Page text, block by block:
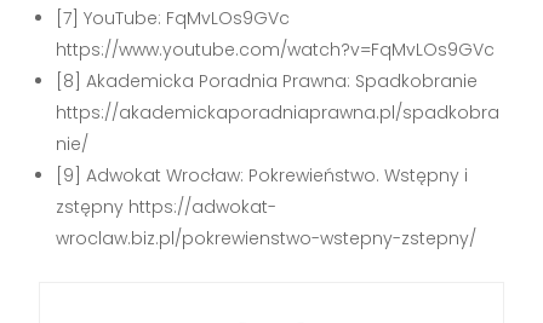
[7] YouTube: FqMvLOs9GVc
https://www.youtube.com/watch?v=FqMvLOs9GVc
[8] Akademicka Poradnia Prawna: Spadkobranie
https://akademickaporadniaprawna.pl/spadkobra
nie/
[9] Adwokat Wrocław: Pokrewieństwo. Wstępny i
zstępny https://adwokat-
wroclaw.biz.pl/pokrewienstwo-wstepny-zstepny/